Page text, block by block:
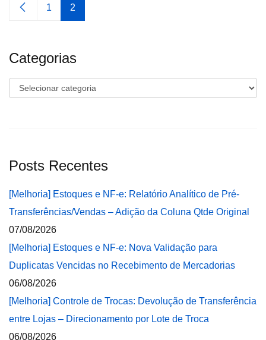
1 2
Categorias
Categorias
Posts Recentes
[Melhoria] Estoques e NF-e: Relatório Analítico de Pré-
Transferências/Vendas – Adição da Coluna Qtde Original
07/08/2026
[Melhoria] Estoques e NF-e: Nova Validação para
Duplicatas Vencidas no Recebimento de Mercadorias
06/08/2026
[Melhoria] Controle de Trocas: Devolução de Transferência
entre Lojas – Direcionamento por Lote de Troca
06/08/2026